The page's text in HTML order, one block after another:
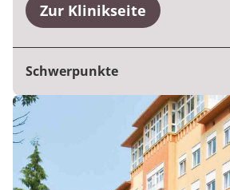
Zur Klinikseite
Schwerpunkte
Psychosomatik
Abhängigkeitskrankheiten